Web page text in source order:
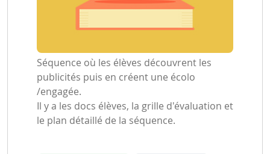
Séquence où les élèves découvrent les
publicités puis en créent une écolo
/engagée.
Il y a les docs élèves, la grille d'évaluation et
le plan détaillé de la séquence.